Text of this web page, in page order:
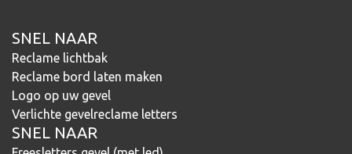
SNEL NAAR
Reclame lichtbak
Reclame bord laten maken
Logo op uw gevel
Verlichte gevelreclame letters
SNEL NAAR